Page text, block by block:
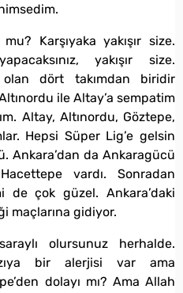
Karşıyaka yakışır size.
yakışır size.
olan dört takımdan biridir
ile Altay’a sempatim
Altay, Altınordu, Göztepe,
Hepsi Süper Lig’e gelsin
Ankara’dan da Ankaragücü
vardı. Sonradan
de çok güzel. Ankara’daki
maçlarına gidiyor.
olursunuz herhalde.
bir alerjisi var ama
dolayı mı? Ama Allah